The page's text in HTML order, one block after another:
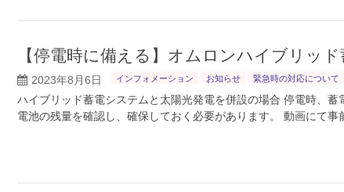
【停電時に備える】オムロンハイブリッ
2023年8月6日 インフォメーション お知らせ 緊急時の対応について
ハイブリッド蓄電システムと太陽光発電を併設の場合 停電時、
電池の残量を確認し、確保しておく必要があります。 動画にて事